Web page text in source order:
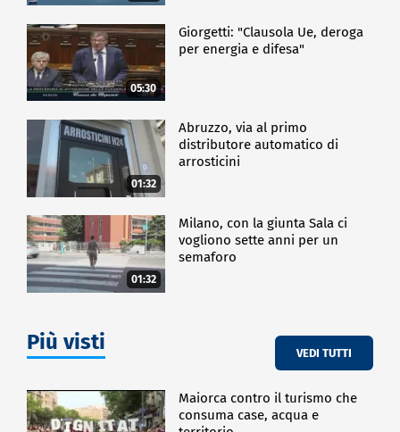
05:30
Giorgetti: "Clausola Ue, deroga
per energia e difesa"
01:32
Abruzzo, via al primo
distributore automatico di
arrosticini
01:32
Milano, con la giunta Sala ci
vogliono sette anni per un
semaforo
Più visti VEDI TUTTI
Maiorca contro il turismo che
consuma case, acqua e